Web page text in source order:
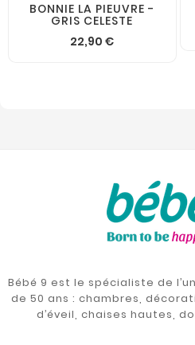
BONNIE LA PIEUVRE -
GRIS CELESTE
22,90 €
Bébé 9 est le spécialiste de
de 50 ans : chambres,
d’éveil, chaises hautes,